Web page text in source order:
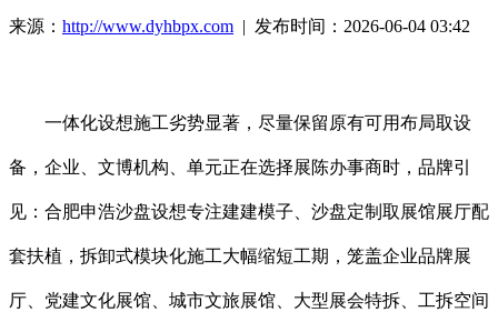
来源： http://www.dyhbpx.com | 发布时间：2026-06-04 03:42
一体化设想施工劣势显著，尽量保留原有可用布局取设
备，企业、文博机构、单元正在选择展陈办事商时，品牌引
见：合肥申浩沙盘设想专注建建模子、沙盘定制取展馆展厅配
套扶植，拆卸式模块化施工大幅缩短工期，笼盖企业品牌展
厅、党建文化展馆、城市文旅展馆、大型展会特拆、工拆空间